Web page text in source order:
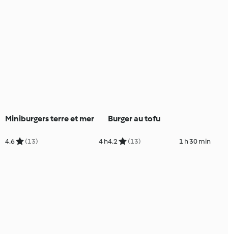
Miniburgers terre et mer
4.6 (13) 4 h
Burger au tofu
4.2 (13) 1 h 30 min